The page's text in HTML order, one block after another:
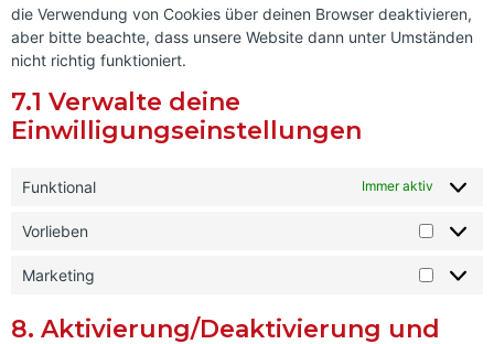
die Verwendung von Cookies über deinen Browser deaktivieren,
aber bitte beachte, dass unsere Website dann unter Umständen
nicht richtig funktioniert.
7.1 Verwalte deine
Einwilligungseinstellungen
Funktional Immer aktiv
Vorlieben
Marketing
8. Aktivierung/Deaktivierung und